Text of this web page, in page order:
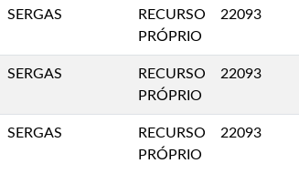
SERGAS
RECURSO
PRÓPRIO
22093
SERGAS
RECURSO
PRÓPRIO
22093
SERGAS
RECURSO
PRÓPRIO
22093